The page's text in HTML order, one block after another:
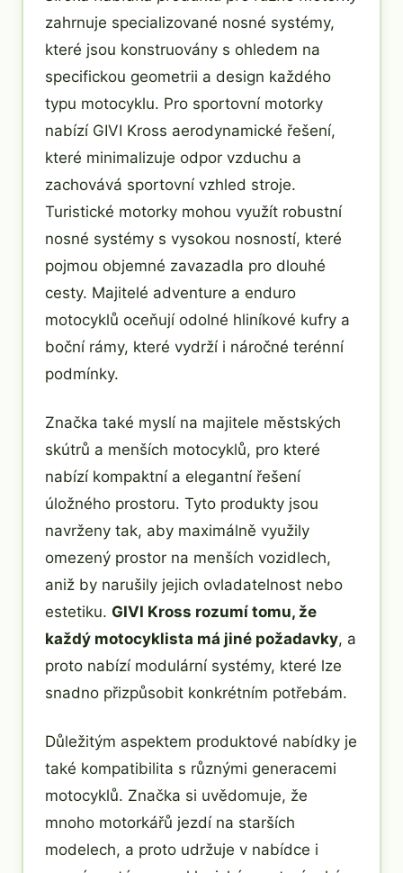
zahrnuje specializované nosné systémy,
které jsou konstruovány s ohledem na
specifickou geometrii a design každého
typu motocyklu. Pro sportovní motorky
nabízí GIVI Kross aerodynamické řešení,
které minimalizuje odpor vzduchu a
zachovává sportovní vzhled stroje.
Turistické motorky mohou využít robustní
nosné systémy s vysokou nosností, které
pojmou objemné zavazadla pro dlouhé
cesty. Majitelé adventure a enduro
motocyklů oceňují odolné hliníkové kufry a
boční rámy, které vydrží i náročné terénní
podmínky.
Značka také myslí na majitele městských
skútrů a menších motocyklů, pro které
nabízí kompaktní a elegantní řešení
úložného prostoru. Tyto produkty jsou
navrženy tak, aby maximálně využily
omezený prostor na menších vozidlech,
aniž by narušily jejich ovladatelnost nebo
estetiku. GIVI Kross rozumí tomu, že
každý motocyklista má jiné požadavky, a
proto nabízí modulární systémy, které lze
snadno přizpůsobit konkrétním potřebám.
Důležitým aspektem produktové nabídky je
také kompatibilita s různými generacemi
motocyklů. Značka si uvědomuje, že
mnoho motorkářů jezdí na starších
modelech, a proto udržuje v nabídce i